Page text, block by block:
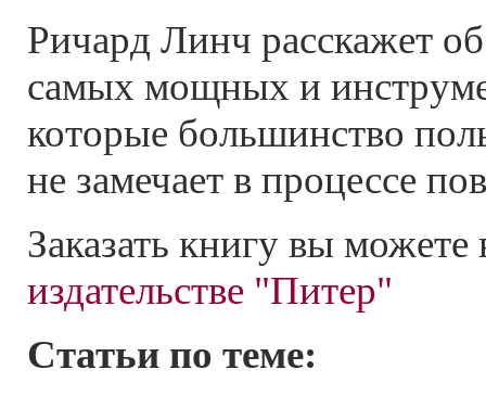
Ричард Линч расскажет
самых мощных и
которые большинство
не замечает в процессе
Заказать книгу вы можете
издательстве "Питер"
Статьи по теме: